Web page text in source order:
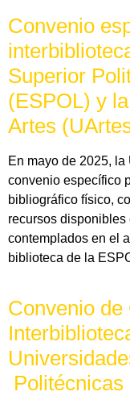
Convenio
Superior
(ESPOL) y
Artes
En mayo de 2025,
convenio específico
bibliográfico físico,
recursos
contemplados en el
biblioteca de la
Convenio de